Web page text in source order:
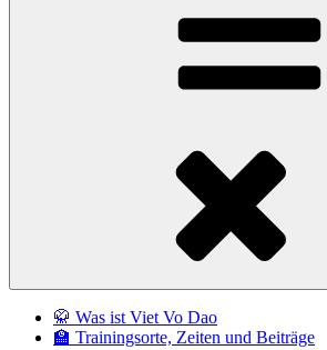
🥋 Was ist Viet Vo Dao
🏫 Trainingsorte, Zeiten und Beiträge